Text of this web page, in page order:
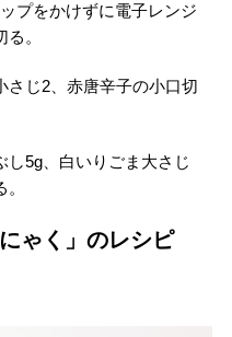
プをかけずに電子レンジ
。
さじ2、赤唐辛子の小口切
し5g、白いりごま大さじ
ゃく」のレシピ